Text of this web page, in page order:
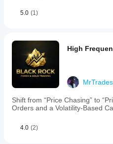
5.0 (1)
High
MrTrades
Shift from “Price Chasing” to
Orders and a Volatility-Based
4.0 (2)